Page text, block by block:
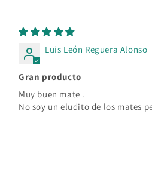
Luis León Reguera Alonso
Gran producto
Muy buen mate .
No soy un eludito de los mates